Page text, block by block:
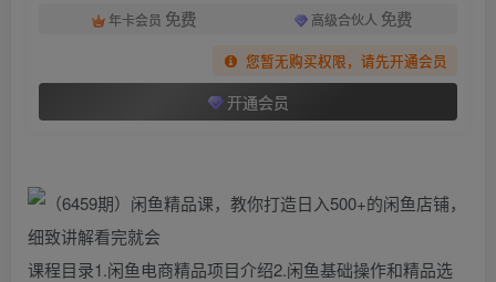
年卡会员 免费 高级合伙人 免费
您暂无购买权限，请先开通会员
开通会员
课程目录1.闲鱼电商精品项目介绍2.闲鱼基础操作和精品选